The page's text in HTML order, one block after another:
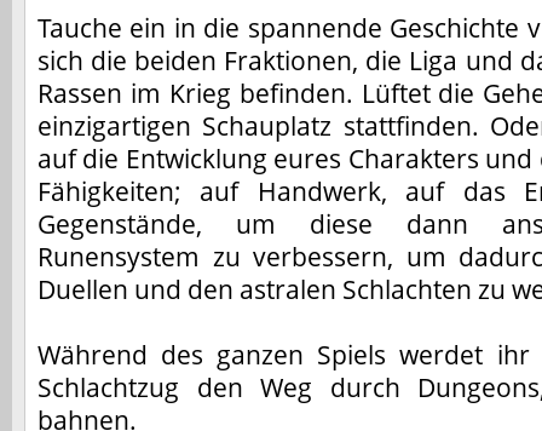
Tauche ein in die spannende Geschichte
sich die beiden Fraktionen, die Liga und
Rassen im Krieg befinden. Lüftet die
einzigartigen Schauplatz stattfinden.
auf die Entwicklung eures Charakters
Fähigkeiten; auf Handwerk, auf das
Gegenstände, um diese dann
Runensystem zu verbessern, um
Duellen und den astralen Schlachten zu
Während des ganzen Spiels werdet
Schlachtzug den Weg durch
bahnen.